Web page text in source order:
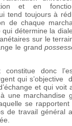
et en
tend toujours à
de chaque
qui détermine la
sur le
le grand
donc
qui s’objective
et qui voit
une marchandise
se rapportent
de travail général